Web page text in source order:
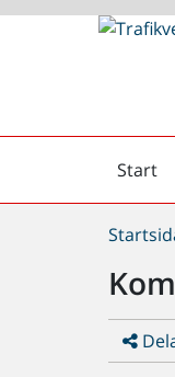
Start
Du
här: